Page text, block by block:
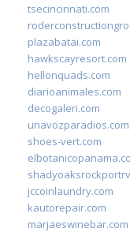
tsecincinnati.com
plazabatai.com
hawkscayresort.com
hellonquads.com
diarioanimales.com
decogaleri.com
unavozparadios.com
shoes-vert.com
jccoinlaundry.com
kautorepair.com
marjaeswinebar.com